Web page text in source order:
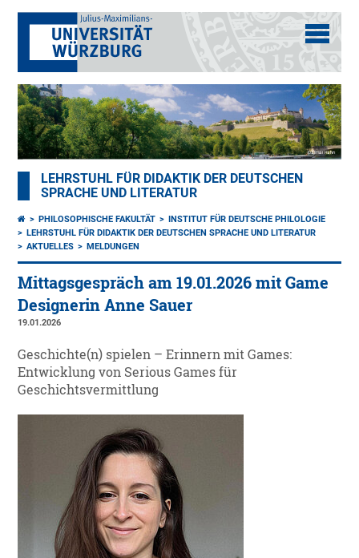
LEHRSTUHL FÜR DIDAKTIK DER DEUTSCHEN
SPRACHE UND LITERATUR
PHILOSOPHISCHE FAKULTÄT
INSTITUT FÜR DEUTSCHE PHILOLOGIE
LEHRSTUHL FÜR DIDAKTIK DER DEUTSCHEN SPRACHE UND LITERATUR
AKTUELLES
MELDUNGEN
Mittagsgespräch am 19.01.2026 mit Game
Designerin Anne Sauer
19.01.2026
Geschichte(n) spielen – Erinnern mit Games:
Entwicklung von Serious Games für
Geschichtsvermittlung